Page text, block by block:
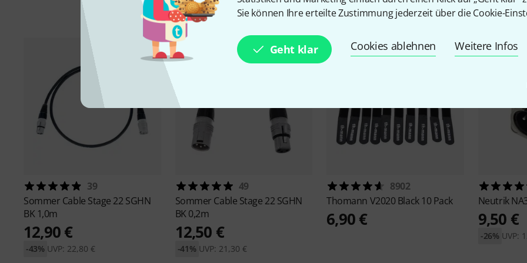
Sie können Ihre erteilte Zustimmung jederzeit über die Cookie-
Geht klar Cookies ablehnen Weitere Infos
39
Sommer Cable Stage 22 SGHN
BK 1,0m
12,90 €
UVP: 22,80 €
-43%
49
Sommer Cable Stage 22 SGHN
BK 0,2m
12,50 €
UVP: 21,30 €
-41%
8902
Thomann V2020 Black 10 Pack
6,90 €
Neutrik
9,50 €
UVP:
-26%